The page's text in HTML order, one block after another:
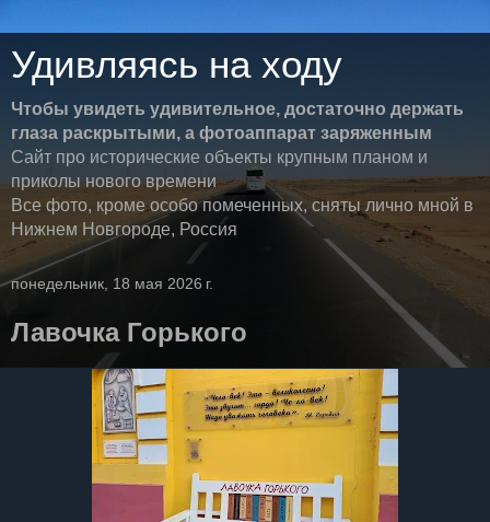
Удивляясь на ходу
Чтобы увидеть удивительное, достаточно держать
глаза раскрытыми, а фотоаппарат заряженным
Сайт про исторические объекты крупным планом и
приколы нового времени
Все фото, кроме особо помеченных, сняты лично мной в
Нижнем Новгороде, Россия
понедельник, 18 мая 2026 г.
Лавочка Горького